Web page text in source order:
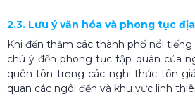
2.3. Lưu ý văn hóa và phong tục
Khi đến thăm các thành phố nổi tiếng
chú ý đến phong tục tập quán của
quên tôn trọng các nghi thức tôn
quan các ngôi đền và khu vực linh